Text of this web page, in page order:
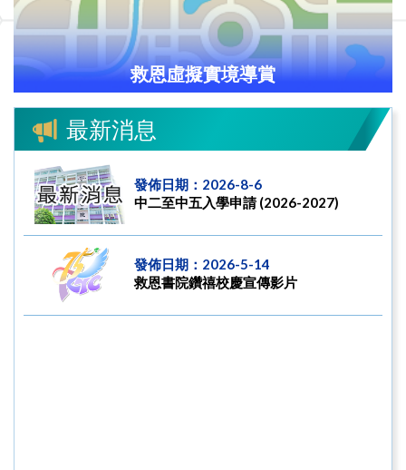
救恩虛擬實境導賞
最新消息
發佈日期：2026-8-6
中二至中五入學申請 (2026-2027)
發佈日期：2026-5-14
救恩書院鑽禧校慶宣傳影片